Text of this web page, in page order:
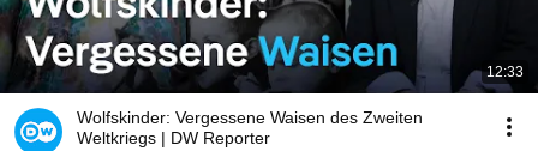
12:33
Wolfskinder: Vergessene Waisen des Zweiten
Weltkriegs | DW Reporter